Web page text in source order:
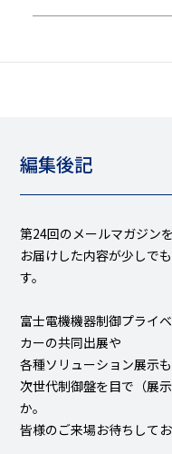
編集後記
第24回のメールマガジン
お届けした内容が少しで
す。
富士電機機器制御プライ
カーの共同出展や
各種ソリューション展示も
次世代制御盤を目で（展
か。
皆様のご来場お待ちして